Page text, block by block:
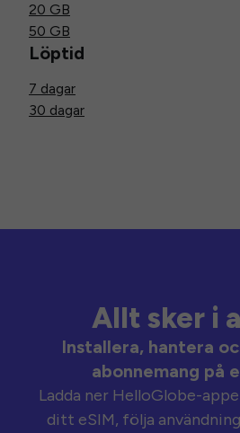
20 GB
50 GB
Löptid
7 dagar
30 dagar
Allt sker i
Installera, hantera
abonnemang på
Ladda ner HelloGlobe-
ditt eSIM, följa